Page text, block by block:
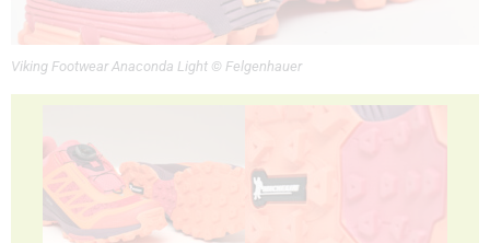
Viking Footwear Anaconda Light © Felgenhauer